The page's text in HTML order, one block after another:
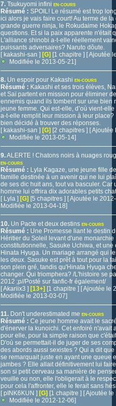
7. Tsukuyomi infini EN-COURS
Résumé : SPOIL! Le résumé est trop
ici alors je vais faire court! Au terme de la
grande guerre ninja, le Rokudaime
questions. Et si la paix apparente n'était
L'alliance shinobi a-t-elle réellement
puissants adversaires? Naruto dôute.
[ kakashi-san ] [G] [1 chapitre ] [ Ajoutée
Modifiée le 2013-05-21]
8. Un espoir pour Kakashi EN-COURS
Résumé : Kakashi et ses trois élèves,
et Saï partent en mission pour éliminer
ennemis quand ils tombent sur une bien
jeune femme. Qui est-elle, d’où vient-
a-t-elle remplit leur mission à leur place?
bien décidé à trouver des réponses.
[ kakashi-san ] [G] [2 chapitres ] [
Modifiée le 2013-05-14]
9.ALERTE ! Chatons noirs à nuages
EN-COURS
Résumé : Lyla Kagaze, une jeune fille
famille destinée à un avenir qui ne lui
de ses dic huit ans, tout va basculer. Car
homme lui offrira dix adorables petits
[ Lyla ] [G] [5 chapitres ] [ Ajoutée le
Modifiée le 2013-04-18]
10. Un Pacte et deux destins EN-COURS
Résumé : Une Promesse liant le destin
Héritier du Soleil levant d'une monarchie
constitutionnelle, Sasuke Uchiwa, et une
Hinata Hyuga. Un mariage arrangé qui
les deux. Sasuke est prêt à tout pour la
son plein gré, tandis qu'Hinata Hyuga
changer. Qui triomphera? /L'histoire se
2012 ;p//Posté sur fanfic-fr également/
[ Akariix3 ] [13+] [1 chapitre ] [ Ajoutée le
Modifiée le 2013-03-07]
11. Don't underestimated me EN-COURS
Résumé : Ce jeune homme avait le
d'énerver la kunoichi. Cet enfoiré n'avait
pour elle, pour la simple raison que
D'où se permettait-il de juger de ses
des abords aussi sexistes ? Qui a dit
se remarquait juste en ayant une queue
jambes ? Elle allait définitivement lui
son si petit cerveau sa manière de
veuille ou non, elle l'obligerait à le
pour cela l'affronter, elle le ferait sans
[ pINK6KUN ] [G] [1 chapitre ] [ Ajoutée
Modifiée le 2012-12-06]